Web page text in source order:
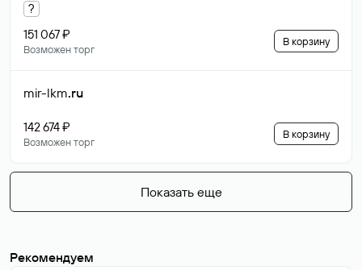
?
151 067 ₽
Возможен торг
В корзину
mir-lkm.ru
142 674 ₽
Возможен торг
В корзину
Показать еще
Рекомендуем